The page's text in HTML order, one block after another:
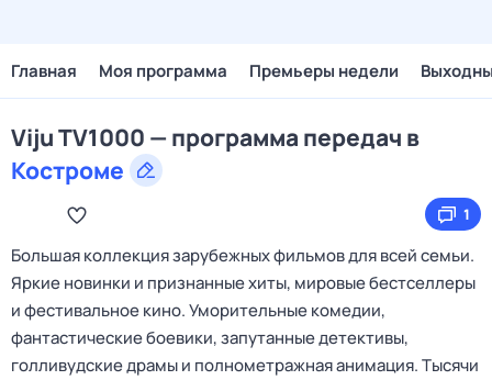
Главная Моя программа Премьеры недели
Viju TV1000 — программа передач в
Костроме
1
Большая коллекция зарубежных фильмов для всей семьи.
Яркие новинки и признанные хиты, мировые бестселлеры
и фестивальное кино. Уморительные комедии,
фантастические боевики, запутанные детективы,
голливудские драмы и полнометражная анимация. Тысячи